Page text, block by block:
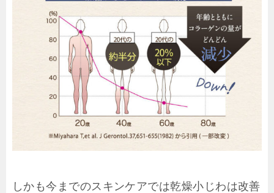
しかも今までのスキンケアでは乾燥小じわは改善